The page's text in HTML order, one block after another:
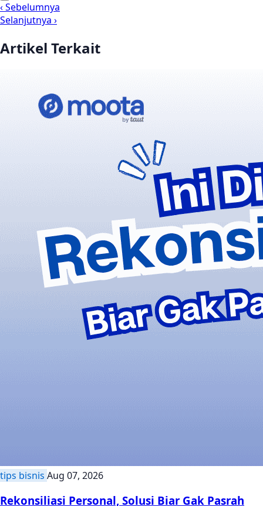
‹ Sebelumnya
Selanjutnya ›
Artikel Terkait
tips bisnis Aug 07, 2026
Rekonsiliasi Personal, Solusi Biar Gak Pasrah